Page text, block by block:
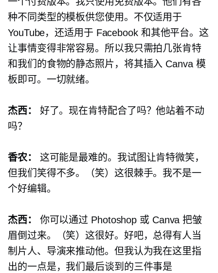
种不同类型的模板供您使用。不仅适用于
YouTube，还适用于 Facebook 和其他平台。这
让事情变得非常容易。所以我只需拍几张肯特
和我们的食物的静态照片，将其插入 Canva 模
板即可。一切就绪。
杰西：
好了。现在肯特配合了吗？他站着不动
吗？
香农：
这可能是最难的。我试图让肯特微笑，
但我们笑得不多。（笑）这很棘手。我不是一
个好编辑。
杰西：
你可以通过 Photoshop 或 Canva 把皱
眉倒过来。（笑）这很好。好吧，总得有人当
制片人、导演来推动他。但我认为我在这里指
出的一点是，我们最后谈到的三件事是